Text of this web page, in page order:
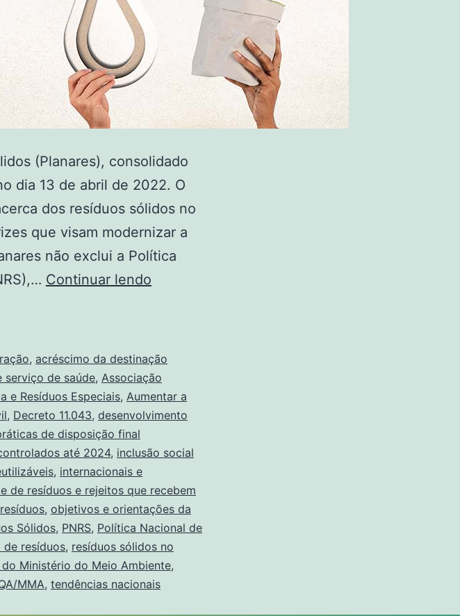
(Planares), consolidado
dia 13 de abril de 2022. O
dos resíduos sólidos no
que visam modernizar a
não exclui a Política
Continuar lendo
, acréscimo da destinação
serviço de saúde, Associação
e Resíduos Especiais, Aumentar a
, Decreto 11.043, desenvolvimento
de disposição final
até 2024, inclusão social
, internacionais e
de resíduos e rejeitos que recebem
, objetivos e orientações da
Sólidos, PNRS, Política Nacional de
de resíduos, resíduos sólidos no
Ministério do Meio Ambiente,
MMA, tendências nacionais